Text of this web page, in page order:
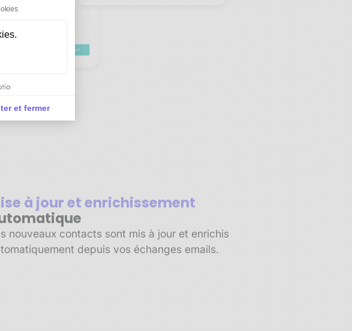
et fermer
et de gérer vos paramètres de confidentialité, en garantissant la
à jour et enrichissement
nouveaux contacts sont mis à jour et enrichis
depuis vos échanges emails.